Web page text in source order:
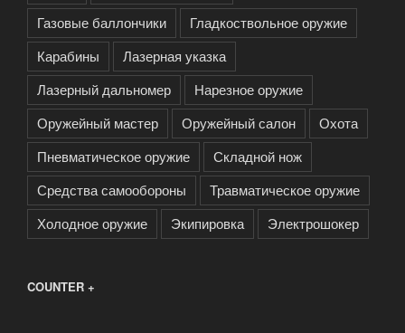
Газовые баллончики
Гладкоствольное оружие
Карабины
Лазерная указка
Лазерный дальномер
Нарезное оружие
Оружейный мастер
Оружейный салон
Охота
Пневматическое оружие
Складной нож
Средства самообороны
Травматическое оружие
Холодное оружие
Экипировка Электрошокер
COUNTER +